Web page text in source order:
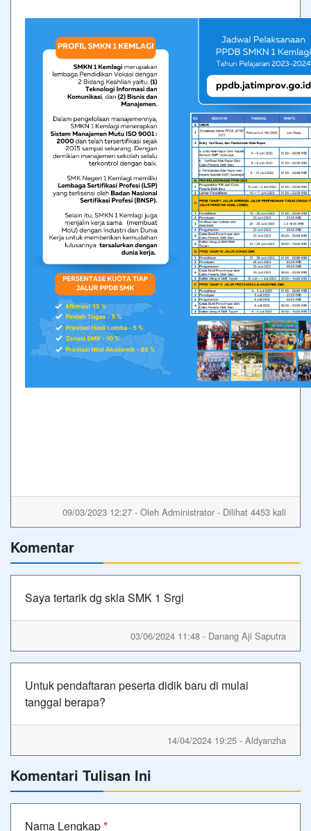
09/03/2023 12:27 - Oleh Administrator - Dilihat 4453 kali
Komentar
Saya tertarik dg skla SMK 1 Srgi
03/06/2024 11:48 - Danang Aji Saputra
Untuk pendaftaran peserta didik baru di mulai
tanggal berapa?
14/04/2024 19:25 - Aldyanzha
Komentari Tulisan Ini
Nama Lengkap*